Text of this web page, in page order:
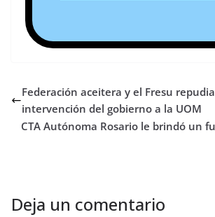
Federación aceitera y el Fresu
intervención del gobierno a la UOM
CTA Autónoma Rosario le brindó un
Deja un comentario